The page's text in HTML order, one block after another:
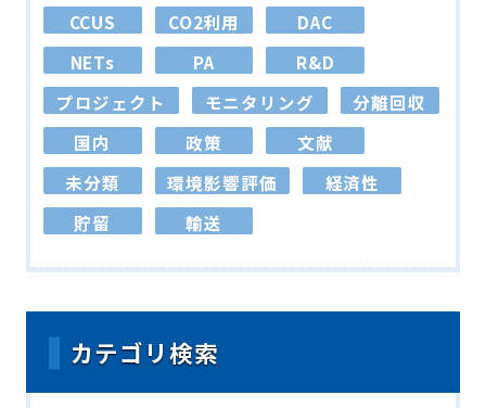
CCUS CO2利用
DAC
NETs
PA
R&D
プロジェクト
モニタリング
分離回収
国内
政策
文献
未分類
環境影響評価
経済性
貯留
輸送
カテゴリ検索